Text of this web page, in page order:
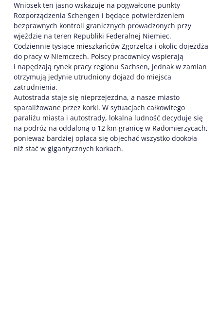
Wniosek ten jasno wskazuje na pogwałcone punkty
Rozporządzenia Schengen i będące potwierdzeniem
bezprawnych kontroli granicznych prowadzonych przy
wjeździe na teren Republiki Federalnej Niemiec.
Codziennie tysiące mieszkańców Zgorzelca i okolic dojeżdża
do pracy w Niemczech. Polscy pracownicy wspierają
i napędzają rynek pracy regionu Sachsen, jednak w zamian
otrzymują jedynie utrudniony dojazd do miejsca
zatrudnienia.
Autostrada staje się nieprzejezdna, a nasze miasto
sparaliżowane przez korki. W sytuacjach całkowitego
paraliżu miasta i autostrady, lokalna ludność decyduje się
na podróż na oddaloną o 12 km granicę w Radomierzycach,
ponieważ bardziej opłaca się objechać wszystko dookoła
niż stać w gigantycznych korkach.